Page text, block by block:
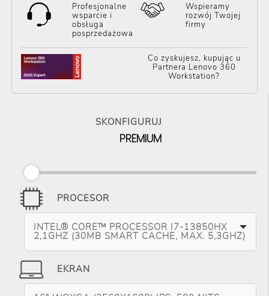
Profesjonalne
wsparcie i
obsługa
posprzedażowa
Wspieramy
rozwój Twojej
firmy
Co zyskujesz, kupując u
Partnera Lenovo 360
Workstation?
SKONFIGURUJ
PREMIUM
PROCESOR
INTEL® CORE™ PROCESSOR I7-13850HX
2,1GHZ (30MB SMART CACHE, MAX. 5,3GHZ)
EKRAN